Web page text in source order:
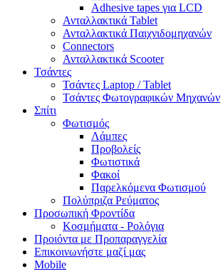
Adhesive tapes για LCD
Ανταλλακτικά Tablet
Ανταλλακτικά Παιχνιδομηχανών
Connectors
Ανταλλακτικά Scooter
Τσάντες
Τσάντες Laptop / Tablet
Τσάντες Φωτoγραφικών Μηχανών
Σπίτι
Φωτισμός
Λάμπες
Προβολείς
Φωτιστικά
Φακοί
Παρελκόμενα Φωτισμού
Πολύπριζα Ρεύματος
Προσωπική Φροντίδα
Κοσμήματα - Ρολόγια
Προιόντα με Προπαραγγελία
Επικοινωνήστε μαζί μας
Mobile